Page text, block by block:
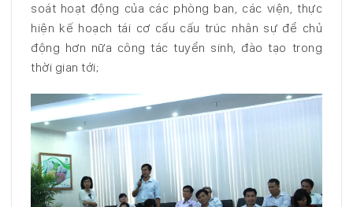
soát hoạt động của các phòng ban, các viện, thực
hiện kế hoạch tái cơ cấu cấu trúc nhân sự để chủ
động hơn nữa công tác tuyển sinh, đào tạo trong
thời gian tới;